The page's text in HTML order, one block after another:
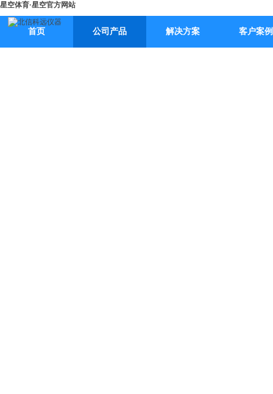
星空体育·星空官方网站
首页 公司产品 解决方案 客户案例